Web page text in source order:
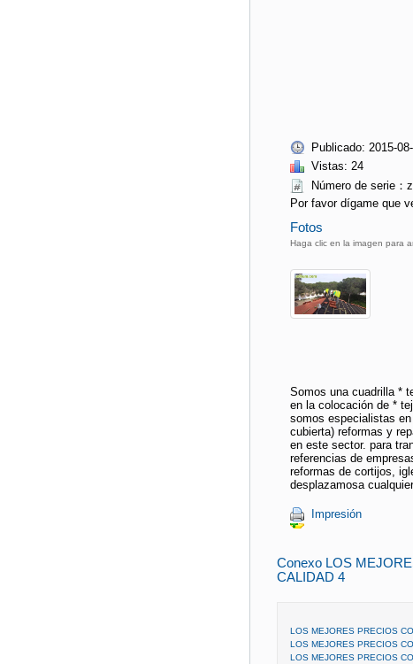
Publicado: 2015-
Vistas: 24
Número de serie：
Por favor dígame que
Fotos
Haga clic en la imagen para
Somos una cuadrilla *
en la colocación de *
somos especialistas
cubierta) reformas y
en este sector. para
referencias de
reformas de cortijos,
desplazamosa
Impresión
Conexo LOS
CALIDAD 4
LOS MEJORES PRECIOS
LOS MEJORES PRECIOS
LOS MEJORES PRECIOS